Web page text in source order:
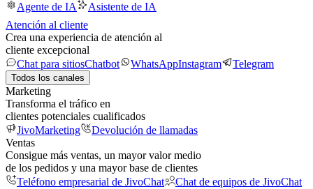
Agente de IA
Asistente de IA
Atención al cliente
Crea una experiencia de atención al
cliente excepcional
Chat para sitiosChatbot WhatsAppInstagram Telegram
Todos los canales
Marketing
Transforma el tráfico en
clientes potenciales cualificados
JivoMarketing
Devolución de llamadas
Ventas
Consigue más ventas, un mayor valor medio
de los pedidos y una mayor base de clientes
Teléfono empresarial de JivoChat
Chat de equipos de JivoChat